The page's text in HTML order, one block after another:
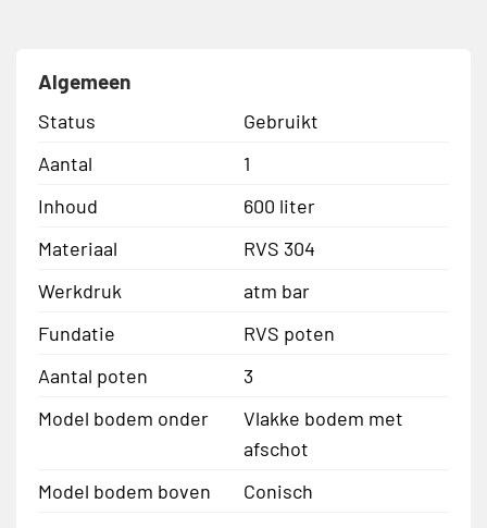
Algemeen
Status
Gebruikt
Aantal
1
Inhoud
600 liter
Materiaal
RVS 304
Werkdruk
atm bar
Fundatie
RVS poten
Aantal poten
3
Model bodem onder
Vlakke bodem met
afschot
Model bodem boven
Conisch